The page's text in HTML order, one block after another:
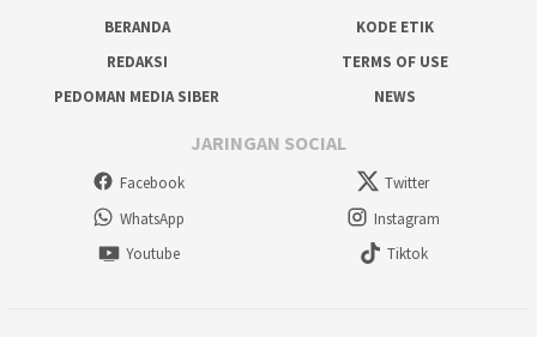
BERANDA
KODE ETIK
REDAKSI
TERMS OF USE
PEDOMAN MEDIA SIBER
NEWS
JARINGAN SOCIAL
Facebook
Twitter
WhatsApp
Instagram
Youtube
Tiktok